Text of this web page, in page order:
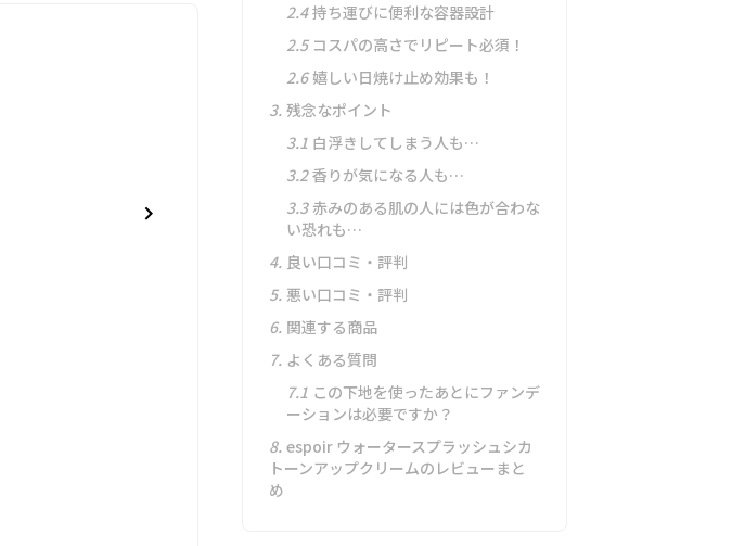
2.4 持ち運びに便利な容器設計
2.5 コスパの高さでリピート必須！
2.6 嬉しい日焼け止め効果も！
3. 残念なポイント
3.1 白浮きしてしまう人も…
3.2 香りが気になる人も…
3.3 赤みのある肌の人には色が合わな
い恐れも…
4. 良い口コミ・評判
5. 悪い口コミ・評判
6. 関連する商品
7. よくある質問
7.1 この下地を使ったあとにファンデ
ーションは必要ですか？
8. espoir ウォータースプラッシュシカ
トーンアップクリームのレビューまと
め